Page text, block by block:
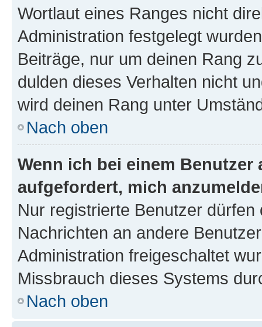
Wortlaut eines Ranges nicht
Administration festgelegt
Beiträge, nur um deinen Rang
dulden dieses Verhalten nicht
wird deinen Rang unter
Nach oben
Wenn ich bei einem
aufgefordert, mich
Nur registrierte Benutzer
Nachrichten an andere
Administration freigeschaltet
Missbrauch dieses Systems
Nach oben